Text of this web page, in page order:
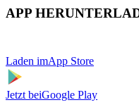
APP
Laden imApp Store
Jetzt beiGoogle Play